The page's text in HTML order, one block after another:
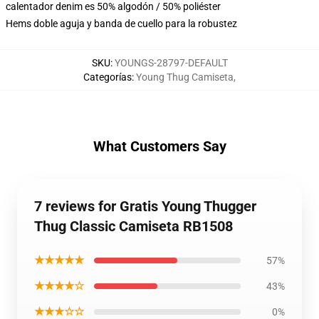
calentador denim es 50% algodón / 50% poliéster
Hems doble aguja y banda de cuello para la robustez
SKU:YOUNGS-28797-DEFAULT
Categorías:Young Thug Camiseta,
What Customers Say
7 reviews for Gratis Young Thugger
Thug Classic Camiseta RB1508
★★★★★ 57%
★★★★☆ 43%
★★★☆☆ 0%